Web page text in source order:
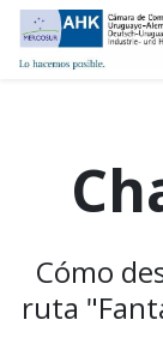
Cómo
ruta